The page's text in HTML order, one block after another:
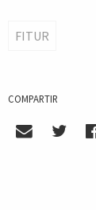
FITUR
COMPARTIR